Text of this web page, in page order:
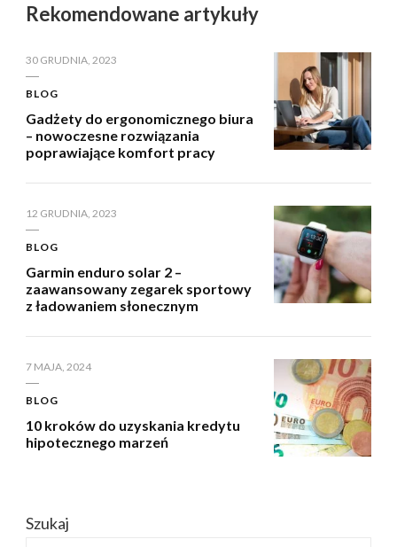
Rekomendowane artykuły
30 GRUDNIA, 2023
BLOG
Gadżety do ergonomicznego biura
– nowoczesne rozwiązania
poprawiające komfort pracy
12 GRUDNIA, 2023
BLOG
Garmin enduro solar 2 –
zaawansowany zegarek sportowy
z ładowaniem słonecznym
7 MAJA, 2024
BLOG
10 kroków do uzyskania kredytu
hipotecznego marzeń
Szukaj